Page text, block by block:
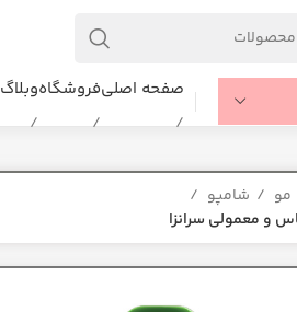
صفحه اصلیفروشگاهوبلاگ
مو
شامپو
معمولی سرانزا